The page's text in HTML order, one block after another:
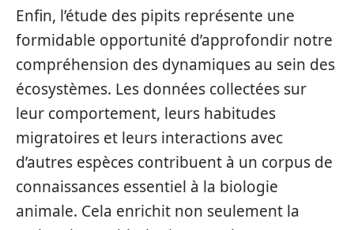
Enfin, l’étude des pipits représente une
formidable opportunité d’approfondir notre
compréhension des dynamiques au sein des
écosystèmes. Les données collectées sur
leur comportement, leurs habitudes
migratoires et leurs interactions avec
d’autres espèces contribuent à un corpus de
connaissances essentiel à la biologie
animale. Cela enrichit non seulement la